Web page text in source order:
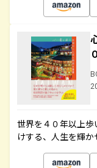
世界を４０年以上
けする、人生を輝